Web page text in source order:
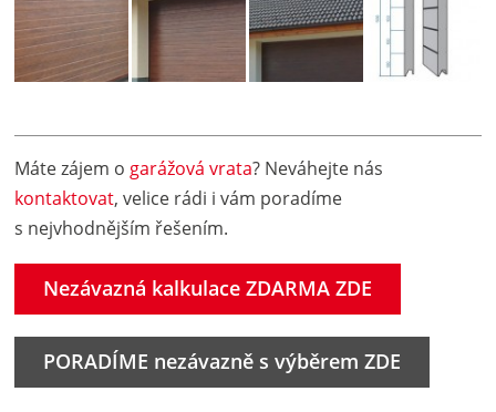
Máte zájem o garážová vrata? Neváhejte nás
kontaktovat, velice rádi i vám poradíme
s nejvhodnějším řešením.
Nezávazná kalkulace ZDARMA ZDE
PORADÍME nezávazně s výběrem ZDE